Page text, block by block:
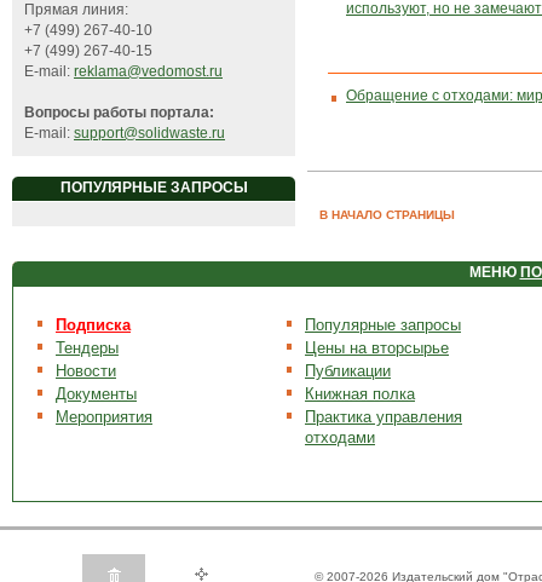
Прямая линия:
+7 (499) 267-40-10
+7 (499) 267-40-15
E-mail: reklama@vedomost.ru
Вопросы работы портала:
E-mail: support@solidwaste.ru
ПОПУЛЯРНЫЕ ЗАПРОСЫ
используют, но не замечают
Обращение с отходами:
В НАЧАЛО СТРАНИЦЫ
МЕНЮ
Подписка
Тендеры
Новости
Документы
Мероприятия
Популярные запросы
Цены на вторсырье
Публикации
Книжная полка
Практика управления
отходами
© 2007-2026 Издательский дом